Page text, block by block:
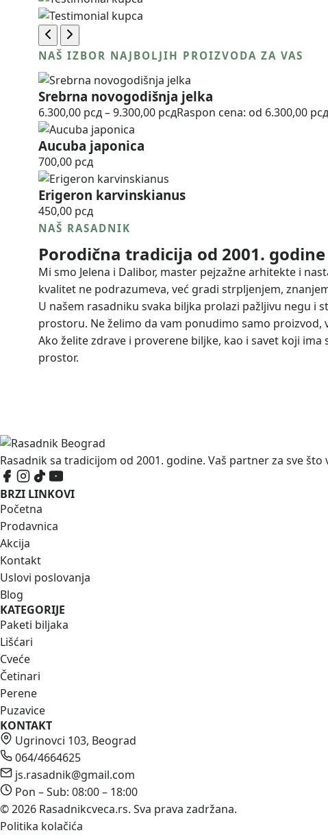
NAŠ IZBOR NAJBOLJIH PROIZVODA ZA VAS
Srebrna novogodišnja jelka
6.300,00 рсд–9.300,00 рсдRaspon cena: od 6.300,00
Aucuba japonica
700,00 рсд
Erigeron karvinskianus
450,00 рсд
NAŠ RASADNIK
Porodična tradicija od 2001. godine
Mi smo Jelena i Dalibor, master pejzažne arhitekte i
kvalitet ne podrazumeva, već gradi strpljenjem,
U našem rasadniku svaka biljka prolazi pažljivu negu i
prostoru. Ne želimo da vam ponudimo samo
Ako želite zdrave i proverene biljke, kao i savet koji
prostor.
Rasadnik sa tradicijom od 2001. godine. Vaš partner za sve
BRZI LINKOVI
Početna
Prodavnica
Akcija
Kontakt
Uslovi poslovanja
Blog
KATEGORIJE
Paketi biljaka
Lišćari
Cveće
Četinari
Perene
Puzavice
KONTAKT
Ugrinovci 103, Beograd
064/4664625
js.rasadnik@gmail.com
Pon – Sub: 08:00 – 18:00
© 2026 Rasadnikcveca.rs. Sva prava zadržana.
Politika kolačića